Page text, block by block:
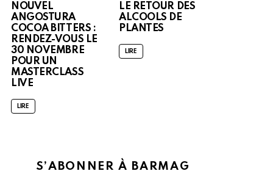
NOUVEL
ANGOSTURA
COCOA BITTERS :
RENDEZ-VOUS LE
30 NOVEMBRE
POUR UN
MASTERCLASS
LIVE
LIRE
LE RETOUR DES
ALCOOLS DE
PLANTES
LIRE
S’ABONNER À BARMAG